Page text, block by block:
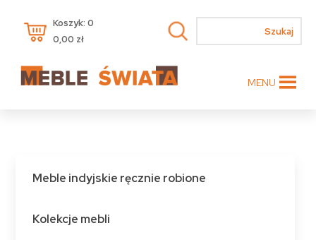
Koszyk: 0
0,00 zł
MENU
Meble indyjskie ręcznie robione
Kolekcje mebli